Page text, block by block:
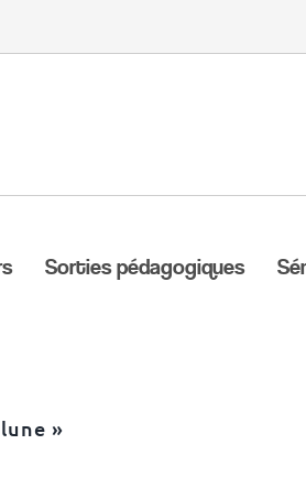
Sorties pédagogiques
»